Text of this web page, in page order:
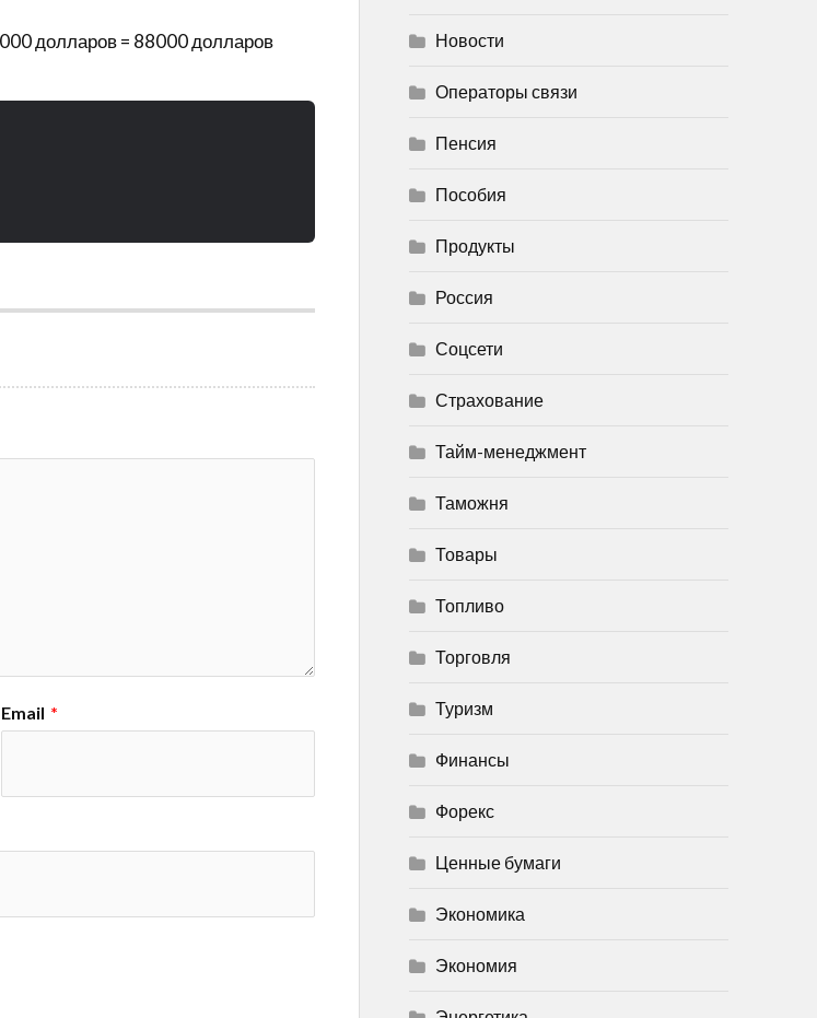
долларов = 88000 долларов
Email *
Новости
Операторы связи
Пенсия
Пособия
Продукты
Россия
Соцсети
Страхование
Тайм-менеджмент
Таможня
Товары
Топливо
Торговля
Туризм
Финансы
Форекс
Ценные бумаги
Экономика
Экономия